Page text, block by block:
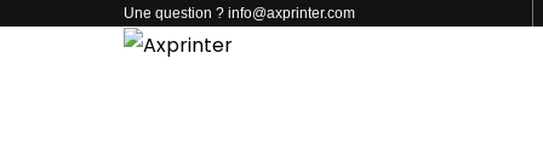
Une question ? info@axprinter.com